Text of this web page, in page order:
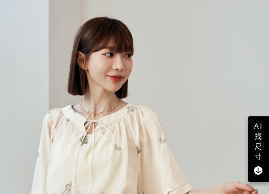
AI
找
尺
寸